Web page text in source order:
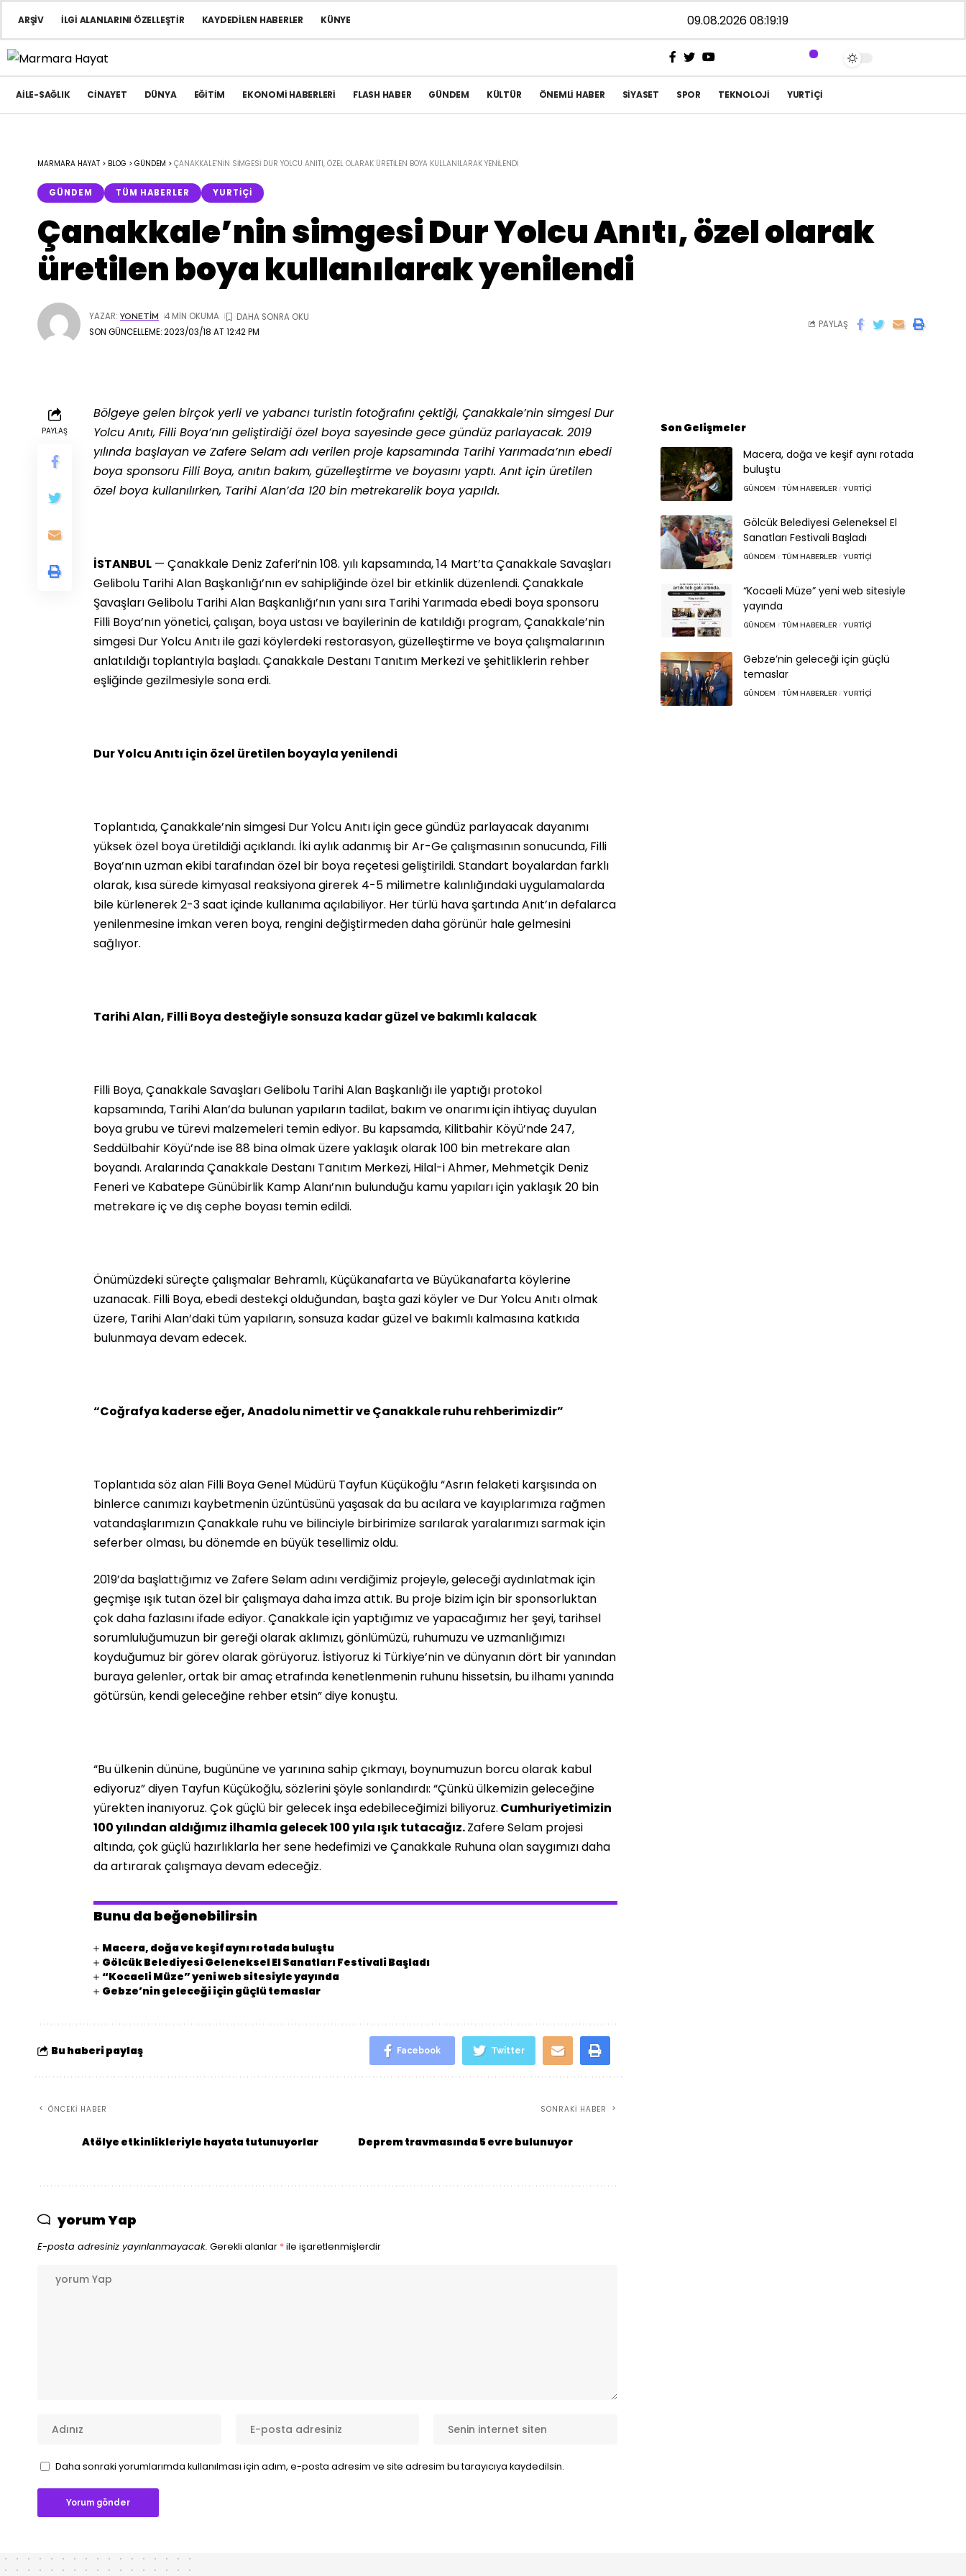
ARŞIV İLGI ALANLARINI ÖZELLEŞTIR KAYDEDILEN HABERLER KÜNYE 09.08.2026 08:19:20
AILE-SAĞLIK CINAYET DÜNYA EĞITIM EKONOMI HABERLERI FLASH HABER GÜNDEM KÜLTÜR ÖNEMLI HABER SIYASET SPOR TEKNOLOJI YURTIÇI
MARMARA HAYAT > BLOG > GÜNDEM > ÇANAKKALE’NIN SIMGESI DUR YOLCU ANITI, ÖZEL OLARAK ÜRETILEN BOYA KULLANILARAK YENILENDI
GÜNDEM TÜM HABERLER YURTIÇI
Çanakkale’nin simgesi Dur Yolcu Anıtı, özel olarak
üretilen boya kullanılarak yenilendi
SON GÜNCELLEME: 2023/03/18 AT 12:42 PM
YAZAR: YONETIM 4 MIN OKUMA
PAYLAŞ
PAYLAŞ
Bölgeye gelen birçok yerli ve yabancı turistin fotoğrafını çektiği, Çanakkale’nin simgesi Dur
Yolcu Anıtı, Filli Boya’nın geliştirdiği özel boya sayesinde gece gündüz parlayacak. 2019
yılında başlayan ve Zafere Selam adı verilen proje kapsamında Tarihi Yarımada’nın ebedi
boya sponsoru Filli Boya, anıtın bakım, güzelleştirme ve boyasını yaptı. Anıt için üretilen
özel boya kullanılırken, Tarihi Alan’da 120 bin metrekarelik boya yapıldı.
İSTANBUL — Çanakkale Deniz Zaferi’nin 108. yılı kapsamında, 14 Mart’ta Çanakkale Savaşları
Gelibolu Tarihi Alan Başkanlığı’nın ev sahipliğinde özel bir etkinlik düzenlendi. Çanakkale
Şavaşları Gelibolu Tarihi Alan Başkanlığı’nın yanı sıra Tarihi Yarımada ebedi boya sponsoru
Filli Boya’nın yönetici, çalışan, boya ustası ve bayilerinin de katıldığı program, Çanakkale’nin
simgesi Dur Yolcu Anıtı ile gazi köylerdeki restorasyon, güzelleştirme ve boya çalışmalarının
anlatıldığı toplantıyla başladı. Çanakkale Destanı Tanıtım Merkezi ve şehitliklerin rehber
eşliğinde gezilmesiyle sona erdi.
Dur Yolcu Anıtı için özel üretilen boyayla yenilendi
Toplantıda, Çanakkale’nin simgesi Dur Yolcu Anıtı için gece gündüz parlayacak dayanımı
yüksek özel boya üretildiği açıklandı. İki aylık adanmış bir Ar-Ge çalışmasının sonucunda, Filli
Boya’nın uzman ekibi tarafından özel bir boya reçetesi geliştirildi. Standart boyalardan farklı
olarak, kısa sürede kimyasal reaksiyona girerek 4-5 milimetre kalınlığındaki uygulamalarda
bile kürlenerek 2-3 saat içinde kullanıma açılabiliyor. Her türlü hava şartında Anıt’ın defalarca
yenilenmesine imkan veren boya, rengini değiştirmeden daha görünür hale gelmesini
sağlıyor.
Tarihi Alan, Filli Boya desteğiyle sonsuza kadar güzel ve bakımlı kalacak
Filli Boya, Çanakkale Savaşları Gelibolu Tarihi Alan Başkanlığı ile yaptığı protokol
kapsamında, Tarihi Alan’da bulunan yapıların tadilat, bakım ve onarımı için ihtiyaç duyulan
boya grubu ve türevi malzemeleri temin ediyor. Bu kapsamda, Kilitbahir Köyü’nde 247,
Seddülbahir Köyü’nde ise 88 bina olmak üzere yaklaşık olarak 100 bin metrekare alan
boyandı. Aralarında Çanakkale Destanı Tanıtım Merkezi, Hilal-i Ahmer, Mehmetçik Deniz
Feneri ve Kabatepe Günübirlik Kamp Alanı’nın bulunduğu kamu yapıları için yaklaşık 20 bin
metrekare iç ve dış cephe boyası temin edildi.
Önümüzdeki süreçte çalışmalar Behramlı, Küçükanafarta ve Büyükanafarta köylerine
uzanacak. Filli Boya, ebedi destekçi olduğundan, başta gazi köyler ve Dur Yolcu Anıtı olmak
üzere, Tarihi Alan’daki tüm yapıların, sonsuza kadar güzel ve bakımlı kalmasına katkıda
bulunmaya devam edecek.
“Coğrafya kaderse eğer, Anadolu nimettir ve Çanakkale ruhu rehberimizdir”
Toplantıda söz alan Filli Boya Genel Müdürü Tayfun Küçükoğlu “Asrın felaketi karşısında on
binlerce canımızı kaybetmenin üzüntüsünü yaşasak da bu acılara ve kayıplarımıza rağmen
vatandaşlarımızın Çanakkale ruhu ve bilinciyle birbirimize sarılarak yaralarımızı sarmak için
seferber olması, bu dönemde en büyük tesellimiz oldu.
2019’da başlattığımız ve Zafere Selam adını verdiğimiz projeyle, geleceği aydınlatmak için
geçmişe ışık tutan özel bir çalışmaya daha imza attık. Bu proje bizim için bir sponsorluktan
çok daha fazlasını ifade ediyor. Çanakkale için yaptığımız ve yapacağımız her şeyi, tarihsel
sorumluluğumuzun bir gereği olarak aklımızı, gönlümüzü, ruhumuzu ve uzmanlığımızı
koyduğumuz bir görev olarak görüyoruz. İstiyoruz ki Türkiye’nin ve dünyanın dört bir yanından
buraya gelenler, ortak bir amaç etrafında kenetlenmenin ruhunu hissetsin, bu ilhamı yanında
götürsün, kendi geleceğine rehber etsin” diye konuştu.
“Bu ülkenin dününe, bugününe ve yarınına sahip çıkmayı, boynumuzun borcu olarak kabul
ediyoruz” diyen Tayfun Küçükoğlu, sözlerini şöyle sonlandırdı: “Çünkü ülkemizin geleceğine
yürekten inanıyoruz. Çok güçlü bir gelecek inşa edebileceğimizi biliyoruz. Cumhuriyetimizin
100 yılından aldığımız ilhamla gelecek 100 yıla ışık tutacağız.Zafere Selam projesi
altında, çok güçlü hazırlıklarla her sene hedefimizi ve Çanakkale Ruhuna olan saygımızı daha
da artırarak çalışmaya devam edeceğiz.
Bunu da beğenebilirsin
Macera, doğa ve keşif aynı rotada buluştu
Gölcük Belediyesi Geleneksel El Sanatları Festivali Başladı
“Kocaeli Müze” yeni web sitesiyle yayında
Gebze’nin geleceği için güçlü temaslar
Bu haberi paylaş Facebook Twitter
ÖNCEKI HABER
Atölye etkinlikleriyle hayata tutunuyorlar
SONRAKI HABER
Deprem travmasında 5 evre bulunuyor
yorum Yap
E-posta adresiniz yayınlanmayacak. Gerekli alanlar *ile işaretlenmişlerdir
Daha sonraki yorumlarımda kullanılması için adım, e-posta adresim ve site adresim bu tarayıcıya kaydedilsin.
Son Gelişmeler
Macera, doğa ve keşif aynı rotada
buluştu
GÜNDEM TÜM HABERLER YURTIÇI
Gölcük Belediyesi Geleneksel El
Sanatları Festivali Başladı
GÜNDEM TÜM HABERLER YURTIÇI
“Kocaeli Müze” yeni web sitesiyle
yayında
GÜNDEM TÜM HABERLER YURTIÇI
Gebze’nin geleceği için güçlü
temaslar
GÜNDEM TÜM HABERLER YURTIÇI